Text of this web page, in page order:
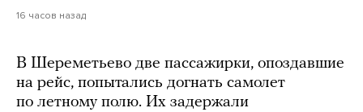
16 часов назад
В Шереметьево две пассажирки, опоздавшие
на рейс, попытались догнать самолет
по летному полю. Их задержали